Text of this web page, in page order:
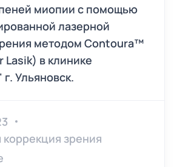
миопии с помощью
лазерной
методом Contoura™
Lasik) в клинике
Ульяновск.
зрения